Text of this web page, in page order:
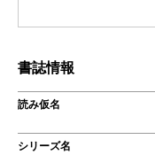
書誌情報
読み仮名
シリーズ名